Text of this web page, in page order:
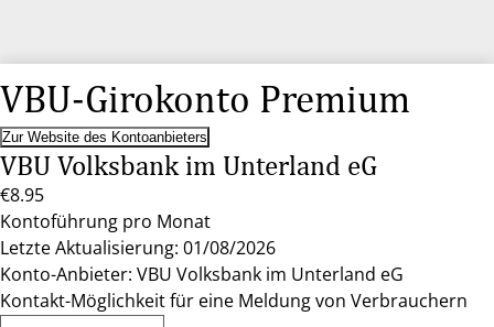
VBU-Girokonto Premium
Zur Website des Kontoanbieters
VBU Volksbank im Unterland eG
€8.95
Kontoführung pro Monat
Letzte Aktualisierung: 01/08/2026
Konto-Anbieter: VBU Volksbank im Unterland eG
Kontakt-Möglichkeit für eine Meldung von Verbrauchern